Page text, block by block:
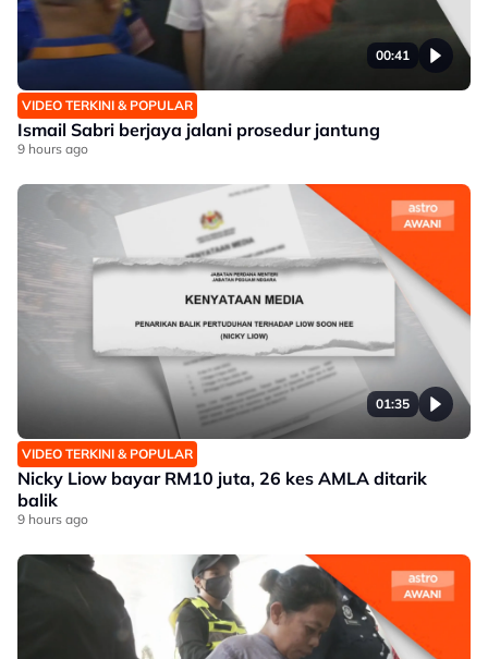
00:41
VIDEO TERKINI & POPULAR
Ismail Sabri berjaya jalani prosedur jantung
9 hours ago
01:35
VIDEO TERKINI & POPULAR
Nicky Liow bayar RM10 juta, 26 kes AMLA ditarik
balik
9 hours ago